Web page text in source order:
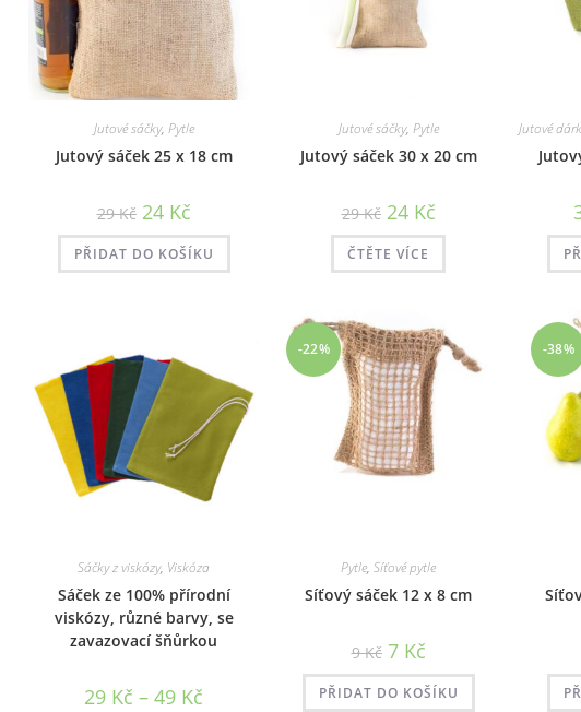
Jutové sáčky, Pytle
Jutový sáček 25 x 18 cm
29Kč Původní
cena
byla:
29 Kč.
24 KčAktuální
cena
je:
24 Kč.
PŘIDAT DO KOŠÍKU
Jutové sáčky, Pytle
Jutový sáček 30 x 20 cm
29Kč Původní
cena
byla:
29 Kč.
24 KčAktuální
cena
je:
ČTĚTE VÍCE
Jutové
Sáčky z viskózy, Viskóza
Sáček ze 100% přírodní
viskózy, různé barvy, se
zavazovací šňůrkou
29 Kč – 49 Kč
-22%
Pytle,Síťové pytle
Síťový sáček 12 x 8 cm
9Kč Původní
cena
byla:
9 Kč.
7 KčAktuální
cena
je:
7 Kč.
PŘIDAT DO KOŠÍKU
-38%